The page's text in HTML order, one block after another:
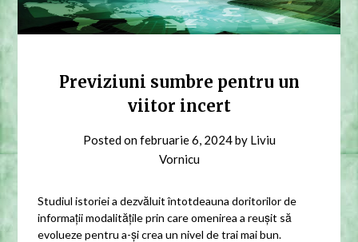
Previziuni sumbre pentru un
viitor incert
Posted onfebruarie 6, 2024by Liviu
Vornicu
Studiul istoriei a dezvăluit întotdeauna doritorilor de
informații modalitățile prin care omenirea a reușit să
evolueze pentru a-și crea un nivel de trai mai bun.